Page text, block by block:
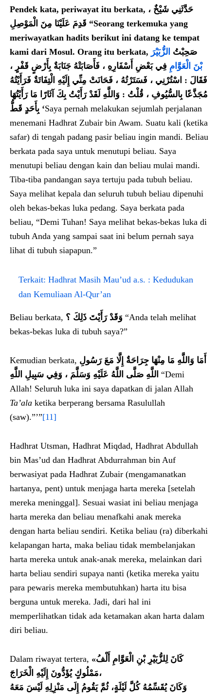
Pendek kata, periwayat itu berkata, حَدَّثَنِي شَيْخٌ ،
قَدِمَ عَلَيْنَا مِنَ الْمَوْصِلِ “Seorang terkemuka yang
meriwayatkan hadits berikut ini datang ke tempat
kami dari Mosul. Orang itu berkata,
صَحِبْتُ الزُّبَيْرَ
بْنَ الْعَوَّامِ فِي بَعْضِ أَسْفَارِهِ ، فَأَصَابَتْهُ جَنَابَةٌ بِأَرْضٍ قَفْرٍ ،
فَقَالَ : اسْتُرْنِي ، فَسَتَرْتُهُ ، فَحَانَتْ مِنِّي إِلَيْهِ الْتِفَاتَةٌ فَرَأَيْتُهُ
مُجَذَّعًا بِالسُّيُوفِ ، قُلْتُ : وَاللَّهِ لَقَدْ رَأَيْتُ بِكَ آثَارًا مَا رَأَيْتُهَا
بِأَحَدٍ قَطُّ ‘Saya pernah melakukan sejumlah perjalanan
menemani Hadhrat Zubair bin Awam. Suatu kali (ketika
safar) di tengah padang pasir beliau ingin mandi. Beliau
berkata pada saya untuk menutupi beliau. Saya
menutupi beliau dengan kain dan beliau mulai mandi.
Tiba-tiba pandangan saya tertuju pada tubuh beliau.
Saya melihat kepala dan seluruh tubuh beliau dipenuhi
oleh bekas-bekas luka pedang. Saya berkata pada
beliau, “Demi Tuhan! Saya melihat bekas-bekas luka di
tubuh Anda yang sampai saat ini belum pernah saya
lihat di tubuh siapapun.”
Terkait: Hadhrat Masih Mau’ud a.s. : Kedudukan
dan Kemuliaan Al-Qur’an
Beliau berkata, وَقَدْ رَأَيْتَ ذَلِكَ ؟ “Anda telah melihat
bekas-bekas luka di tubuh saya?”
Kemudian berkata, أَمَا وَاللَّهِ مَا مِنْهَا جِرَاحَةٌ إِلَّا مَعَ رَسُولِ
اللَّهِ صَلَّى اللَّهُ عَلَيْهِ وَسَلَّمَ ، وَفِي سَبِيلِ اللَّهِ “Demi
Allah! Seluruh luka ini saya dapatkan di jalan Allah
Ta’ala ketika berperang bersama Rasulullah
(saw).”’”[11]
Hadhrat Utsman, Hadhrat Miqdad, Hadhrat Abdullah
bin Mas’ud dan Hadhrat Abdurrahman bin Auf
berwasiyat pada Hadhrat Zubair (mengamanatkan
hartanya, pent) untuk menjaga harta mereka [setelah
mereka meninggal]. Sesuai wasiat ini beliau menjaga
harta mereka dan beliau menafkahi anak mereka
dengan harta beliau sendiri. Ketika beliau (ra) diberkahi
kelapangan harta, maka beliau tidak membelanjakan
harta mereka untuk anak-anak mereka, melainkan dari
harta beliau sendiri supaya nanti (ketika mereka yaitu
para pewaris mereka membutuhkan) harta itu bisa
berguna untuk mereka. Jadi, dari hal ini
memperlihatkan tidak ada ketamakan akan harta dalam
diri beliau.
Dalam riwayat tertera, «كَانَ لِلزُّبَيْرِ بْنِ الْعَوَّامِ أَلْفُ
مَمْلُوكٍ يُؤَدُّونَ إِلَيْهِ الْخَرَاجَ،
وَكَانَ يُقَسِّمُهُ كُلَّ لَيْلَةٍ، ثُمَّ يَقُومُ إِلَى مَنْزِلِهِ لَيْسَ مَعَهُ